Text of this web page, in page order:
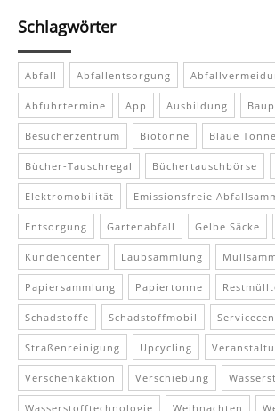
Schlagwörter
Abfall Abfallentsorgung
Abfuhrtermine App Ausbildung
Besucherzentrum Biotonne Blaue Tonne
Bücher-Tauschregal Büchertauschbörse
Elektromobilität Emissionsfreie
Entsorgung Gartenabfall Gelbe Säcke
Kundencenter Laubsammlung
Papiersammlung Papiertonne
Schadstoffe Schadstoffmobil
Straßenreinigung Upcycling
Verschenkaktion Verschiebung
Wasserstofftechnologie Weihnachten